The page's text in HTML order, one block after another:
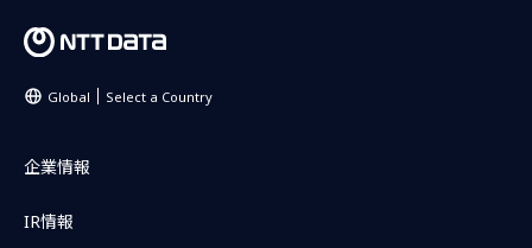
Global Select a Country
企業情報
IR情報